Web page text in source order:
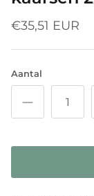
€35,51 EUR
Aantal